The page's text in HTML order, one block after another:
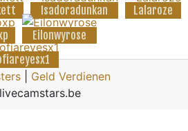
Isadoradunkan
Lalaroze
Eilonwyrose
| Geld Verdienen